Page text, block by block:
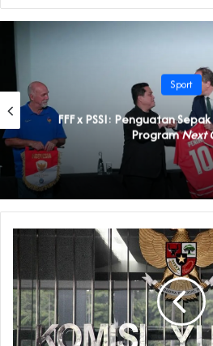
Sport
FFF x PSSI: Penguatan
ProgramNext